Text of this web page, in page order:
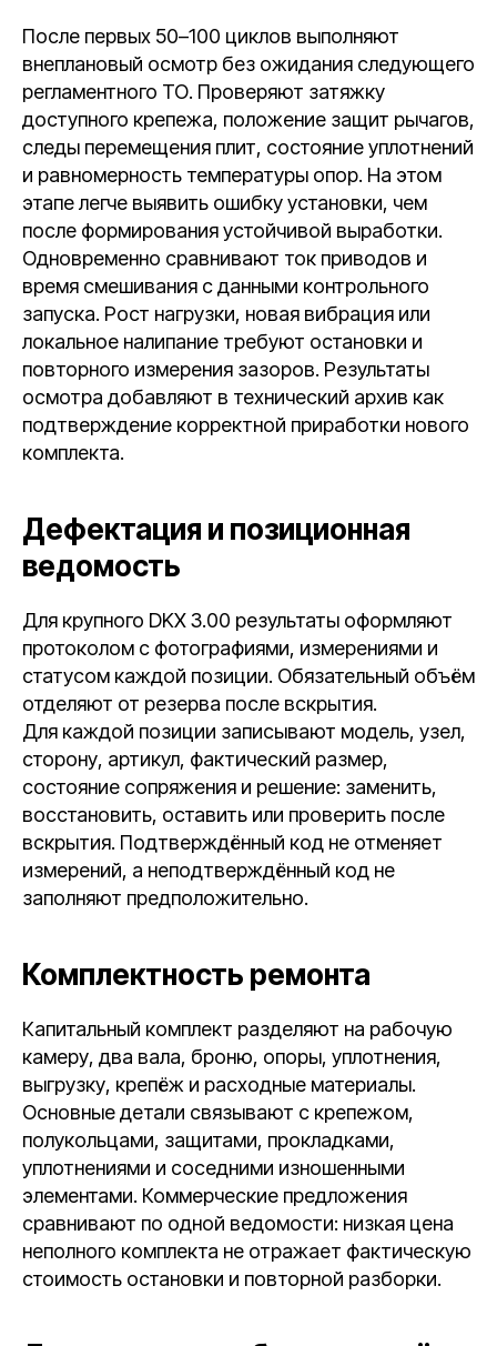
После первых 50–100 циклов выполняют
внеплановый осмотр без ожидания следующего
регламентного ТО. Проверяют затяжку
доступного крепежа, положение защит рычагов,
следы перемещения плит, состояние уплотнений
и равномерность температуры опор. На этом
этапе легче выявить ошибку установки, чем
после формирования устойчивой выработки.
Одновременно сравнивают ток приводов и
время смешивания с данными контрольного
запуска. Рост нагрузки, новая вибрация или
локальное налипание требуют остановки и
повторного измерения зазоров. Результаты
осмотра добавляют в технический архив как
подтверждение корректной приработки нового
комплекта.
Дефектация и позиционная
ведомость
Для крупного DKX 3.00 результаты оформляют
протоколом с фотографиями, измерениями и
статусом каждой позиции. Обязательный объём
отделяют от резерва после вскрытия.
Для каждой позиции записывают модель, узел,
сторону, артикул, фактический размер,
состояние сопряжения и решение: заменить,
восстановить, оставить или проверить после
вскрытия. Подтверждённый код не отменяет
измерений, а неподтверждённый код не
заполняют предположительно.
Комплектность ремонта
Капитальный комплект разделяют на рабочую
камеру, два вала, броню, опоры, уплотнения,
выгрузку, крепёж и расходные материалы.
Основные детали связывают с крепежом,
полукольцами, защитами, прокладками,
уплотнениями и соседними изношенными
элементами. Коммерческие предложения
сравнивают по одной ведомости: низкая цена
неполного комплекта не отражает фактическую
стоимость остановки и повторной разборки.